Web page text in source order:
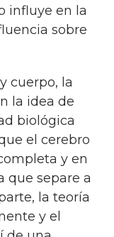
influye en la
sobre
la idea de
biológica
el cerebro
y en
que separe a
la teoría
y el